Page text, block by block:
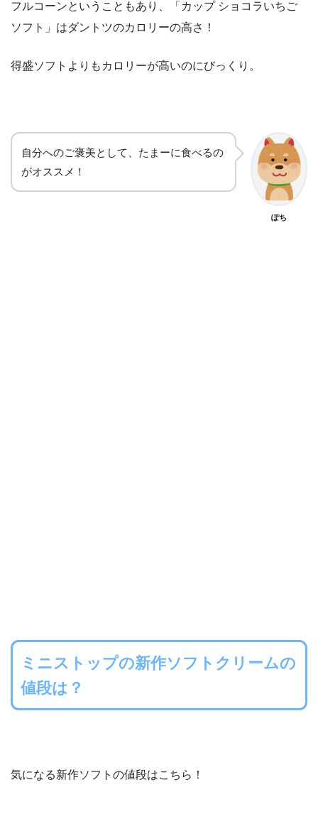
フルコーンということもあり、「カップ ショコラいちご
ソフト」はダントツのカロリーの高さ！
得盛ソフトよりもカロリーが高いのにびっくり。
自分へのご褒美として、たまーに食べるの
がオススメ！
ぽち
ミニストップの新作ソフトクリームの
値段は？
気になる新作ソフトの値段はこちら！